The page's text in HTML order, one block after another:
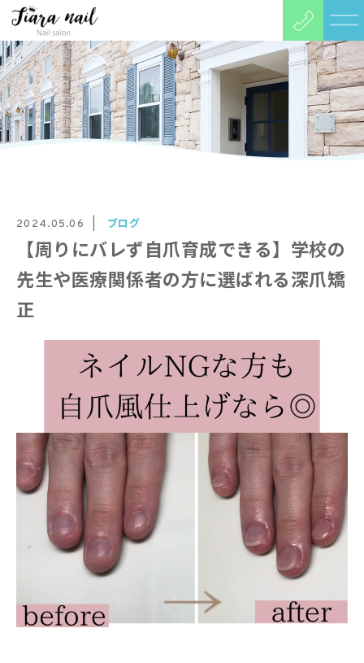
2024.05.06 ブログ
【周りにバレず自爪育成できる】学校の
先生や医療関係者の方に選ばれる深爪矯
正